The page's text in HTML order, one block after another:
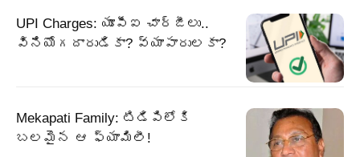
UPI Charges: యూపీఐ చార్జీలు..
వినియోగదారుడికా? వ్యాపారులకా?
Mekapati Family: టిడిపిలోకి
బలమైన ఆ ఫ్యామిలీ!